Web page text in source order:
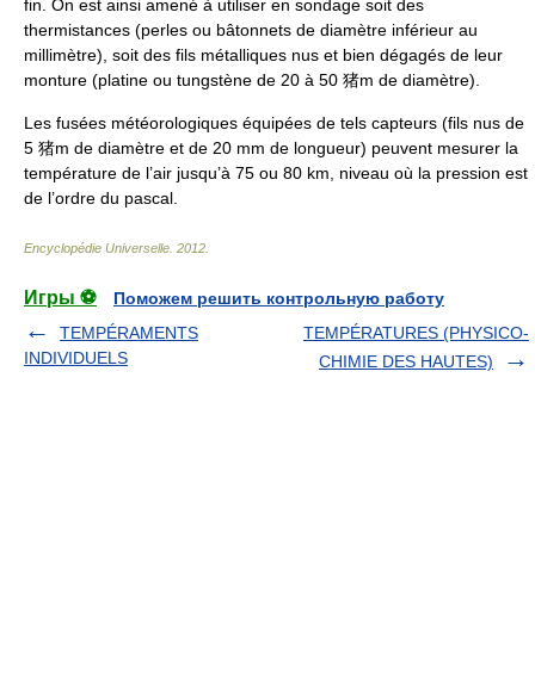
fin. On est ainsi amené à utiliser en sondage soit des
thermistances (perles ou bâtonnets de diamètre inférieur au
millimètre), soit des fils métalliques nus et bien dégagés de leur
monture (platine ou tungstène de 20 à 50 猪m de diamètre).
Les fusées météorologiques équipées de tels capteurs (fils nus de
5 猪m de diamètre et de 20 mm de longueur) peuvent mesurer la
température de l’air jusqu’à 75 ou 80 km, niveau où la pression est
de l’ordre du pascal.
Encyclopédie Universelle. 2012.
Игры ⚽
Поможем решить контрольную работу
TEMPÉRAMENTS
INDIVIDUELS
TEMPÉRATURES (PHYSICO-
CHIMIE DES HAUTES)